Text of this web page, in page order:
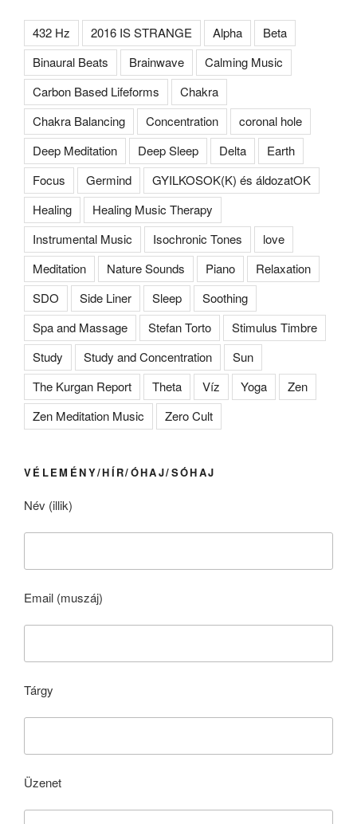
432 Hz 2016 IS STRANGE Alpha
Beta
Binaural Beats
Brainwave
Calming Music
Carbon Based Lifeforms
Chakra
Chakra Balancing
Concentration
coronal hole
Deep Meditation
Deep Sleep Delta
Earth
Focus
Germind
GYILKOSOK(K) és áldozatOK
Healing
Healing Music Therapy
Instrumental Music
Isochronic Tones
love
Meditation
Nature Sounds Piano
Relaxation
SDO
Side Liner Sleep
Soothing
Spa and Massage
Stefan Torto
Stimulus Timbre
Study
Study and Concentration
Sun
The Kurgan Report
Theta Víz Yoga
Zen
Zen Meditation Music
Zero Cult
VÉLEMÉNY/HÍR/ÓHAJ/SÓHAJ
Név (illik)
Email (muszáj)
Tárgy
Üzenet